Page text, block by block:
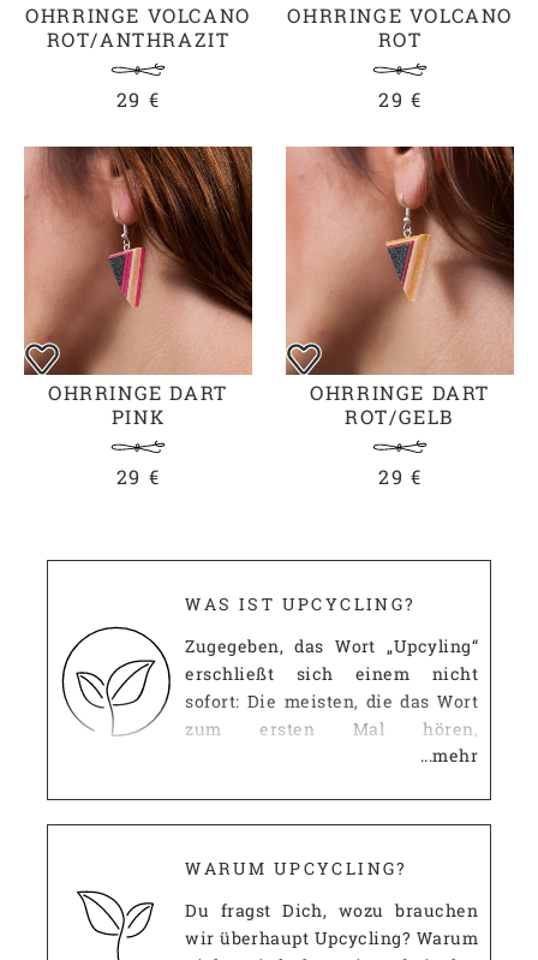
OHRRINGE VOLCANO
ROT/ANTHRAZIT
29 €
OHRRINGE VOLCANO
ROT
29 €
OHRRINGE DART
PINK
29 €
OHRRINGE DART
ROT/GELB
29 €
WAS IST UPCYCLING?
Zugegeben, das Wort „Upcyling“
erschließt sich einem nicht
sofort: Die meisten, die das Wort
zum ersten Mal hören,
mutmaßen, dass es wohl etwas
erst einmal richtig: Wie beim
Upcycling darum, ausgediente
Dinge nicht einfach
...mehr
WARUM UPCYCLING?
Du fragst Dich, wozu brauchen
wir überhaupt Upcycling? Warum